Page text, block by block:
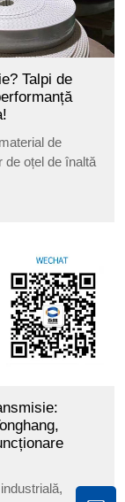
Talpi de
de
de oțel de înaltă
Extremă,